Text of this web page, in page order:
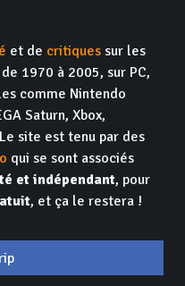
et de critiques sur les
de 1970 à 2005, sur PC,
comme Nintendo
Saturn, Xbox,
site est tenu par des
qui se sont associés
et indépendant, pour
, et ça le restera !